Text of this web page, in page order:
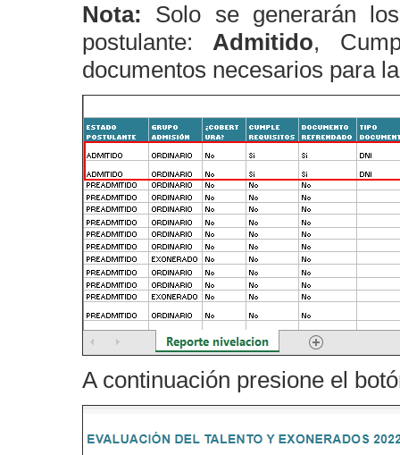
Nota: Solo se generarán
postulante:Admitido,
documentos necesarios para
A continuación presione el